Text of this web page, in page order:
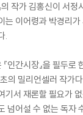
작가 김홍신이 서정
는 이어령과 박경리
.
인간시장』을 필두로
의 밀리언셀러 작가
기서 재론할 필요가
넘어설 수 없는 독자